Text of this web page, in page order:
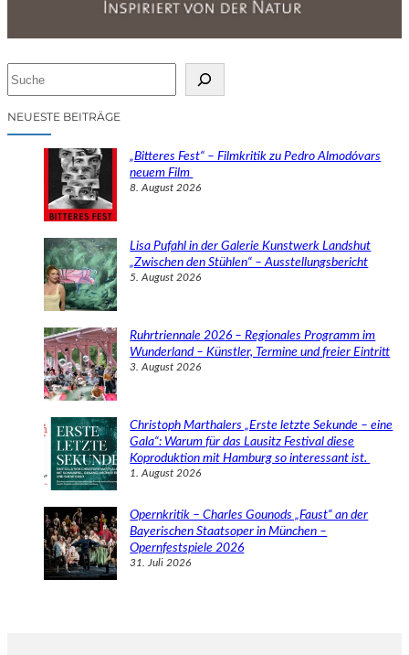
cNEUESTE BEITRÄGE
„Bitteres Fest“ – Filmkritik zu Pedro Almodóvars
neuem Film
8. August 2026
Lisa Pufahl in der Galerie Kunstwerk Landshut
„Zwischen den Stühlen“ – Ausstellungsbericht
5. August 2026
Ruhrtriennale 2026 – Regionales Programm im
Wunderland – Künstler, Termine und freier Eintritt
3. August 2026
Christoph Marthalers „Erste letzte Sekunde – eine
Gala“: Warum für das Lausitz Festival diese
Koproduktion mit Hamburg so interessant ist.
1. August 2026
Opernkritik – Charles Gounods „Faust“ an der
Bayerischen Staatsoper in München –
Opernfestspiele 2026
31. Juli 2026